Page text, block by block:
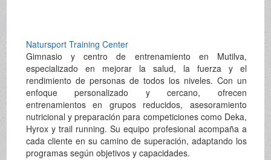
Natursport Training Center
Gimnasio y centro de entrenamiento en Mutilva,
especializado en mejorar la salud, la fuerza y el
rendimiento de personas de todos los niveles. Con un
enfoque personalizado y cercano, ofrecen
entrenamientos en grupos reducidos, asesoramiento
nutricional y preparación para competiciones como Deka,
Hyrox y trail running. Su equipo profesional acompaña a
cada cliente en su camino de superación, adaptando los
programas según objetivos y capacidades.